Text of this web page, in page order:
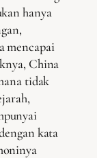
hanya
mencapai
China
tidak
kata